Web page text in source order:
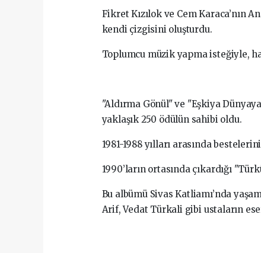
Fikret Kızılok ve Cem Karaca’nın
kendi çizgisini oluşturdu.
Toplumcu müzik yapma isteğiyle,
"Aldırma Gönül" ve "Eşkiya
yaklaşık 250 ödülün sahibi oldu.
1981-1988 yılları arasında
1990’ların ortasında çıkardığı
Bu albümü Sivas Katliamı’nda
Arif, Vedat Türkali gibi ustaların